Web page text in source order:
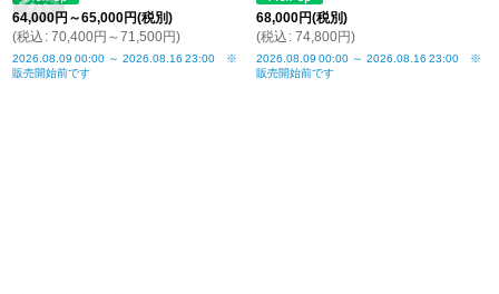
64,000円 ～65,000円(税別)
(税込 : 70,400円 ～71,500円)
2026.08.09 00:00 ～ 2026.08.16 23:00 ※
販売開始前です
68,000円(税別)
(税込 : 74,800円)
2026.08.09 00:00 ～ 2026.08.16 23:00 ※
販売開始前です